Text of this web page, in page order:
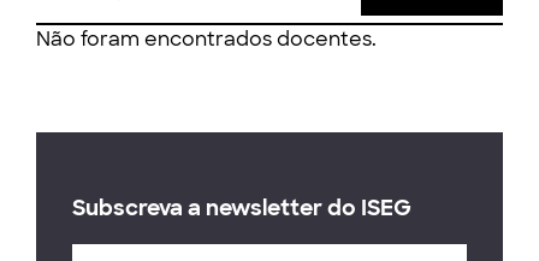
Não foram encontrados docentes.
Subscreva a newsletter do ISEG